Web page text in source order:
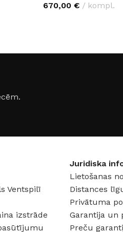
670,00 € kompl.
Ventspilī
izstrāde
Juridiska
Lietošanas
Distances
Privātuma
Garantija un
Preču